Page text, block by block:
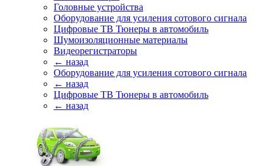
Головные устройства
Оборудование для усиления сотового сигнала
Цифровые ТВ Тюнеры в автомобиль
Шумоизоляционные материалы
Видеорегистраторы
← назад
Оборудование для усиления сотового сигнала
← назад
Цифровые ТВ Тюнеры в автомобиль
← назад